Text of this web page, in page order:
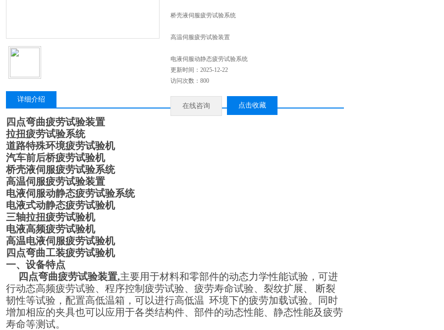
桥壳液伺服疲劳试验系统
高温伺服疲劳试验装置
电液伺服动静态疲劳试验系统
更新时间：2025-12-22
访问次数：800
在线咨询 点击收藏
详细介绍
四点弯曲疲劳试验装置
拉扭疲劳试验系统
道路特殊环境疲劳试验机
汽车前后桥疲劳试验机
桥壳液伺服疲劳试验系统
高温伺服疲劳试验装置
电液伺服动静态疲劳试验系统
电液式动静态疲劳试验机
三轴拉扭疲劳试验机
电液高频疲劳试验机
高温电液伺服疲劳试验机
四点弯曲工装疲劳试验机
一、设备特点
四点弯曲疲劳试验装置,主要用于材料和零部件的动态力学性能试验，可进
行动态高频疲劳试验、程序控制疲劳试验、疲劳寿命试验、裂纹扩展、 断裂
韧性等试验，配置高低温箱，可以进行高低温 环境下的疲劳加载试验。同时
增加相应的夹具也可以应用于各类结构件、部件的动态性能、静态性能及疲劳
寿命等测试。